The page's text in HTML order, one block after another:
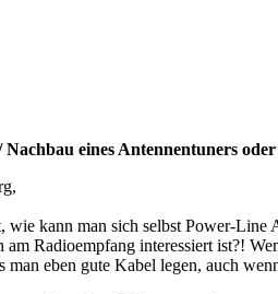
Nachbau eines Antennentuners
wie kann man sich selbst Power-Line
am Radioempfang interessiert ist?!
man eben gute Kabel legen, auch